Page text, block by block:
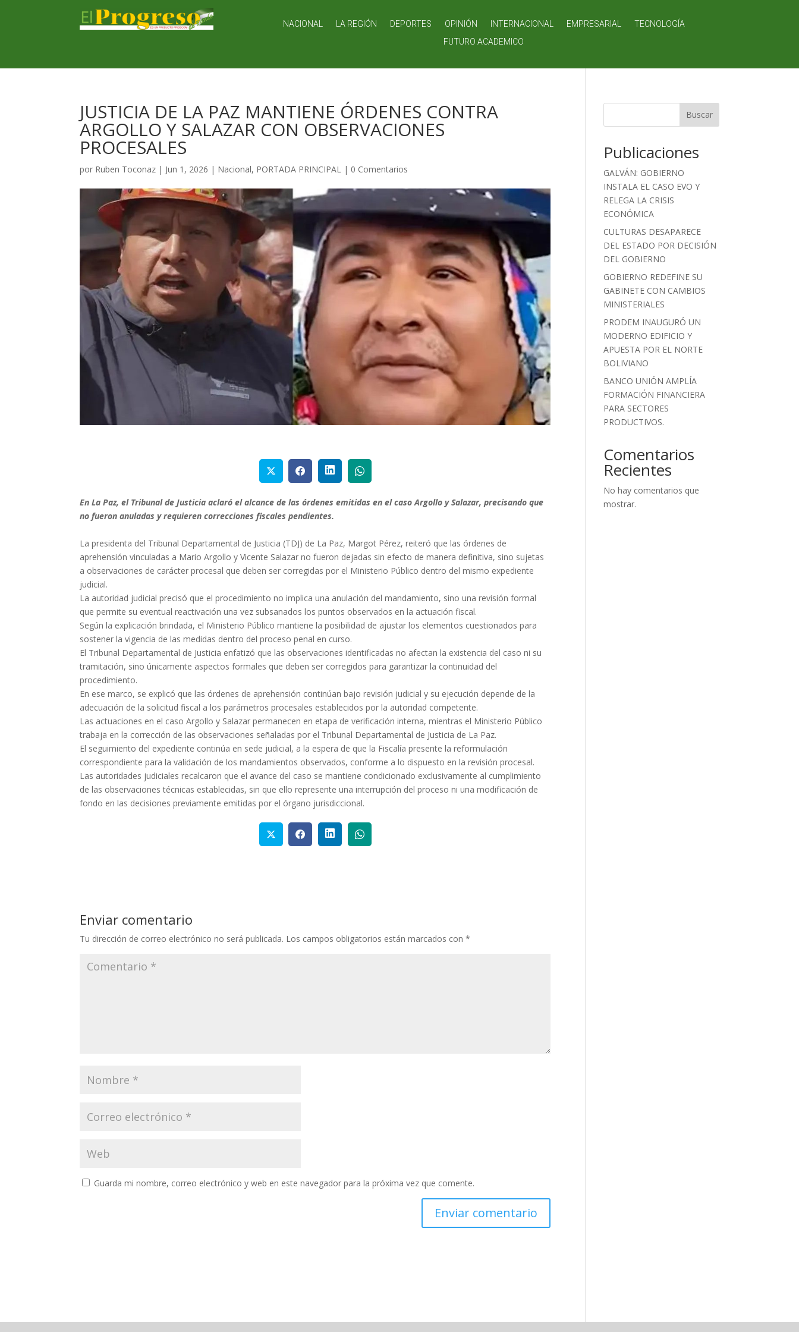
NACIONAL LA REGIÓN DEPORTES OPINIÓN INTERNACIONAL EMPRESARIAL
TECNOLOGÍA
FUTURO ACADEMICO
JUSTICIA DE LA PAZ MANTIENE ÓRDENES CONTRA
ARGOLLO Y SALAZAR CON OBSERVACIONES
PROCESALES
por Ruben Toconaz | Jun 1, 2026 | Nacional, PORTADA PRINCIPAL | 0 Comentarios
En La Paz, el Tribunal de Justicia aclaró el alcance de las órdenes emitidas en el caso Argollo y Salazar, precisando que
no fueron anuladas y requieren correcciones fiscales pendientes.
La presidenta del Tribunal Departamental de Justicia (TDJ) de La Paz, Margot Pérez, reiteró que las órdenes de
aprehensión vinculadas a Mario Argollo y Vicente Salazar no fueron dejadas sin efecto de manera definitiva, sino sujetas
a observaciones de carácter procesal que deben ser corregidas por el Ministerio Público dentro del mismo expediente
judicial.
La autoridad judicial precisó que el procedimiento no implica una anulación del mandamiento, sino una revisión formal
que permite su eventual reactivación una vez subsanados los puntos observados en la actuación fiscal.
Según la explicación brindada, el Ministerio Público mantiene la posibilidad de ajustar los elementos cuestionados para
sostener la vigencia de las medidas dentro del proceso penal en curso.
El Tribunal Departamental de Justicia enfatizó que las observaciones identificadas no afectan la existencia del caso ni su
tramitación, sino únicamente aspectos formales que deben ser corregidos para garantizar la continuidad del
procedimiento.
En ese marco, se explicó que las órdenes de aprehensión continúan bajo revisión judicial y su ejecución depende de la
adecuación de la solicitud fiscal a los parámetros procesales establecidos por la autoridad competente.
Las actuaciones en el caso Argollo y Salazar permanecen en etapa de verificación interna, mientras el Ministerio Público
trabaja en la corrección de las observaciones señaladas por el Tribunal Departamental de Justicia de La Paz.
El seguimiento del expediente continúa en sede judicial, a la espera de que la Fiscalía presente la reformulación
correspondiente para la validación de los mandamientos observados, conforme a lo dispuesto en la revisión procesal.
Las autoridades judiciales recalcaron que el avance del caso se mantiene condicionado exclusivamente al cumplimiento
de las observaciones técnicas establecidas, sin que ello represente una interrupción del proceso ni una modificación de
fondo en las decisiones previamente emitidas por el órgano jurisdiccional.
Enviar comentario
Tu dirección de correo electrónico no será publicada. Los campos obligatorios están marcados con*
Guarda mi nombre, correo electrónico y web en este navegador para la próxima vez que comente.
Buscar
Publicaciones
GALVÁN: GOBIERNO
INSTALA EL CASO EVO Y
RELEGA LA CRISIS
ECONÓMICA
CULTURAS DESAPARECE
DEL ESTADO POR DECISIÓN
DEL GOBIERNO
GOBIERNO REDEFINE SU
GABINETE CON CAMBIOS
MINISTERIALES
PRODEM INAUGURÓ UN
MODERNO EDIFICIO Y
APUESTA POR EL NORTE
BOLIVIANO
BANCO UNIÓN AMPLÍA
FORMACIÓN FINANCIERA
PARA SECTORES
PRODUCTIVOS.
Comentarios
Recientes
No hay comentarios que
mostrar.